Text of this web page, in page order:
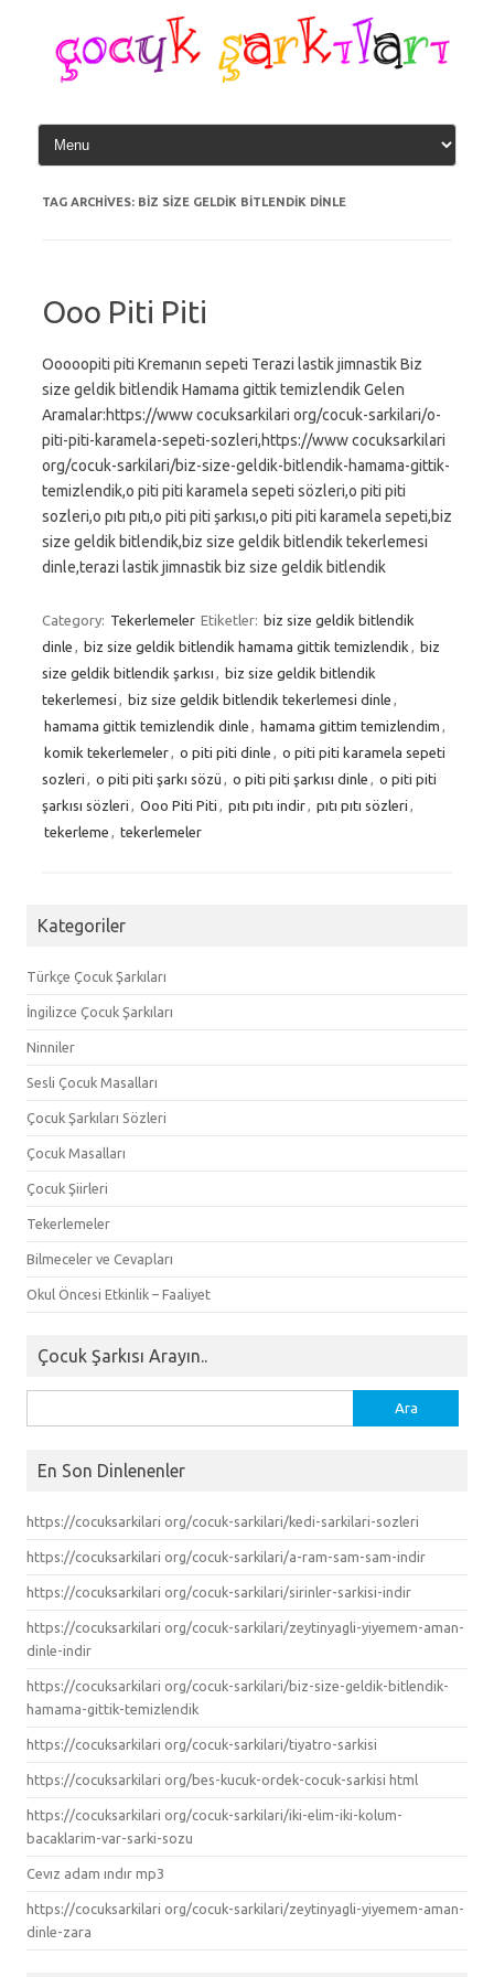
content
TAG ARCHIVES: BIZ SIZE GELDIK BITLENDIK DINLE
Ooo Piti Piti
Ooooopiti piti Kremanın sepeti Terazi lastik jimnastik Biz
size geldik bitlendik Hamama gittik temizlendik Gelen
Aramalar:https://www cocuksarkilari org/cocuk-sarkilari/o-
piti-piti-karamela-sepeti-sozleri,https://www cocuksarkilari
org/cocuk-sarkilari/biz-size-geldik-bitlendik-hamama-gittik-
temizlendik,o piti piti karamela sepeti sözleri,o piti piti
sozleri,o pıtı pıtı,o piti piti şarkısı,o piti piti karamela sepeti,biz
size geldik bitlendik,biz size geldik bitlendik tekerlemesi
dinle,terazi lastik jimnastik biz size geldik bitlendik
Category: Tekerlemeler Etiketler: biz size geldik bitlendik
dinle
biz size geldik bitlendik hamama gittik temizlendik
biz
size geldik bitlendik şarkısı
biz size geldik bitlendik
tekerlemesi
biz size geldik bitlendik tekerlemesi dinle
hamama gittik temizlendik dinle
hamama gittim temizlendim
komik tekerlemeler
o piti piti dinle
o piti piti karamela sepeti
sozleri
o piti piti şarkı sözü o piti piti şarkısı dinle
o piti piti
şarkısı sözleri
Ooo Piti Piti pıtı pıtı indir pıtı pıtı sözleri
tekerleme
tekerlemeler
Kategoriler
Türkçe Çocuk Şarkıları
İngilizce Çocuk Şarkıları
Ninniler
Sesli Çocuk Masalları
Çocuk Şarkıları Sözleri
Çocuk Masalları
Çocuk Şiirleri
Tekerlemeler
Bilmeceler ve Cevapları
Okul Öncesi Etkinlik – Faaliyet
Çocuk Şarkısı Arayın..
En Son Dinlenenler
https://cocuksarkilari org/cocuk-sarkilari/kedi-sarkilari-sozleri
https://cocuksarkilari org/cocuk-sarkilari/a-ram-sam-sam-indir
https://cocuksarkilari org/cocuk-sarkilari/sirinler-sarkisi-indir
https://cocuksarkilari org/cocuk-sarkilari/zeytinyagli-yiyemem-aman-
dinle-indir
https://cocuksarkilari org/cocuk-sarkilari/biz-size-geldik-bitlendik-
hamama-gittik-temizlendik
https://cocuksarkilari org/cocuk-sarkilari/tiyatro-sarkisi
https://cocuksarkilari org/bes-kucuk-ordek-cocuk-sarkisi html
https://cocuksarkilari org/cocuk-sarkilari/iki-elim-iki-kolum-
bacaklarim-var-sarki-sozu
Cevız adam ındır mp3
https://cocuksarkilari org/cocuk-sarkilari/zeytinyagli-yiyemem-aman-
dinle-zara